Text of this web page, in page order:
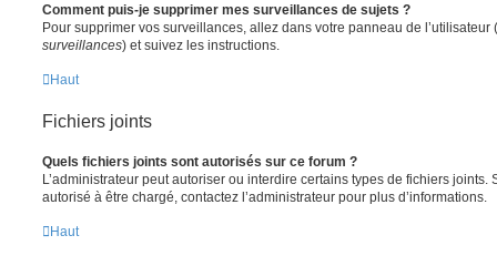
Comment puis-je supprimer mes surveillances de sujets ?
Pour supprimer vos surveillances, allez dans votre panneau de l’utilisateur
surveillances) et suivez les instructions.
Haut
Fichiers joints
Quels fichiers joints sont autorisés sur ce forum ?
L’administrateur peut autoriser ou interdire certains types de fichiers joints.
autorisé à être chargé, contactez l’administrateur pour plus d’informations.
Haut